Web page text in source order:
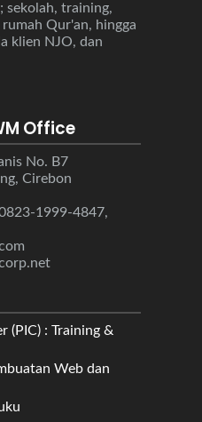
sekolah, training,
Qur'an, hingga
klien NJO, dan
Office
No. B7
Cirebon
1999-4847,
(PIC) : Training &
Web dan